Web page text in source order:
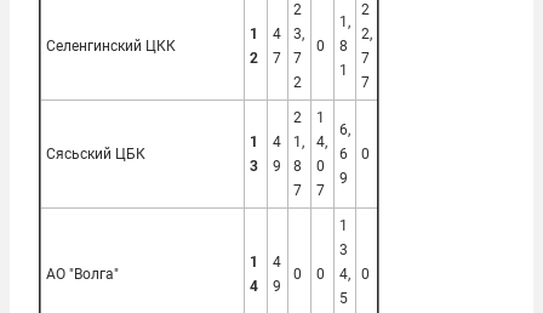
Селенгинский ЦКК
1
2
4
7
2
3,
7
2
0
1,
8
1
2
2,
7
7
Сясьский ЦБК
1
3
4
9
2
1,
8
7
1
4,
0
7
6,
6
9
0
АО "Волга"
1
4
4
9
0 0
1
3
4,
5
0